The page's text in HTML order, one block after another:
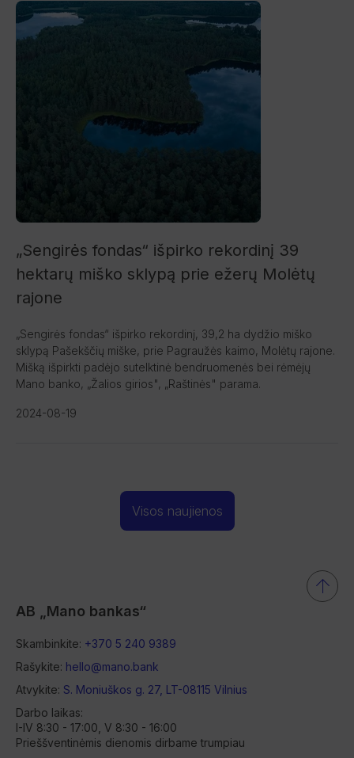
„Sengirės fondas“ išpirko rekordinį 39
hektarų miško sklypą prie ežerų Molėtų
rajone
„Sengirės fondas“ išpirko rekordinį, 39,2 ha dydžio miško
sklypą Pašekščių miške, prie Pagraužės kaimo, Molėtų rajone.
Mišką išpirkti padėjo sutelktinė bendruomenės bei rėmėjų
Mano banko, „Žalios girios", „Raštinės" parama.
2024-08-19
Visos naujienos
AB „Mano bankas“
Skambinkite: +370 5 240 9389
Rašykite: hello@mano.bank
Atvykite: S. Moniuškos g. 27, LT-08115 Vilnius
Darbo laikas:
I-IV 8:30 - 17:00, V 8:30 - 16:00
Prieššventinėmis dienomis dirbame trumpiau